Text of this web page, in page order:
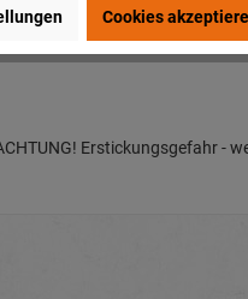
Erstickungsgefahr -
Cookies